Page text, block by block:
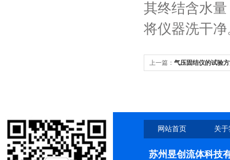
其终结含水
将仪器洗干净
上一篇： 气压固结仪的试验
网站首页 关
苏州昱创流体科技